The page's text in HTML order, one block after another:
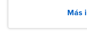
tanto las
graduados en
Más